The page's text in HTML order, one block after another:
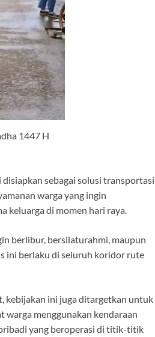
1447 H
sebagai solusi transportasi
warga yang ingin
keluarga di momen hari raya.
berlibur, bersilaturahmi, maupun
ini berlaku di seluruh koridor rute
kebijakan ini juga ditargetkan untuk
warga menggunakan kendaraan
yang beroperasi di titik-titik